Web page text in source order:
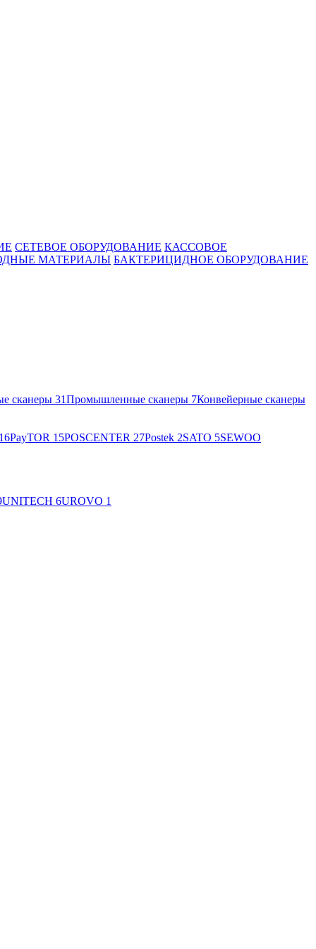
СЕТЕВОЕ ОБОРУДОВАНИЕ КАССОВОЕ
МАТЕРИАЛЫ БАКТЕРИЦИДНОЕ ОБОРУДОВАНИЕ
сканеры 31Промышленные сканеры 7Конвейерные сканеры
16PayTOR 15POSCENTER 27Postek 2SATO 5SEWOO
UNITECH 6UROVO 1